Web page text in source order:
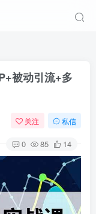
被动引流+多
关注 私信
0 85 14